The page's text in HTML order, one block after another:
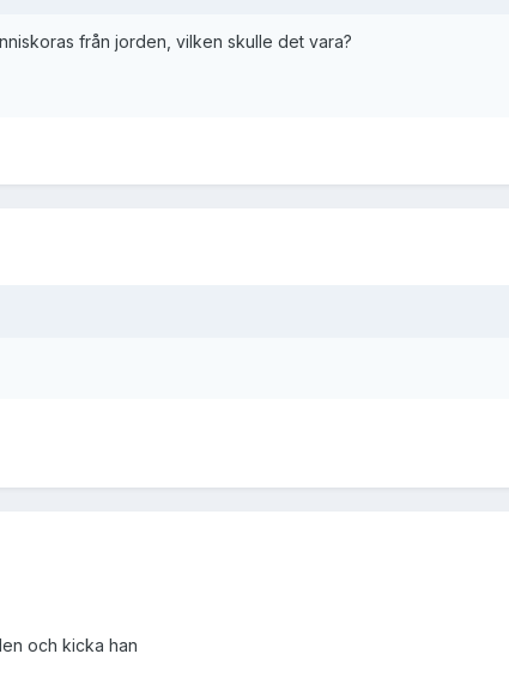
från jorden, vilken skulle det vara?
och kicka han